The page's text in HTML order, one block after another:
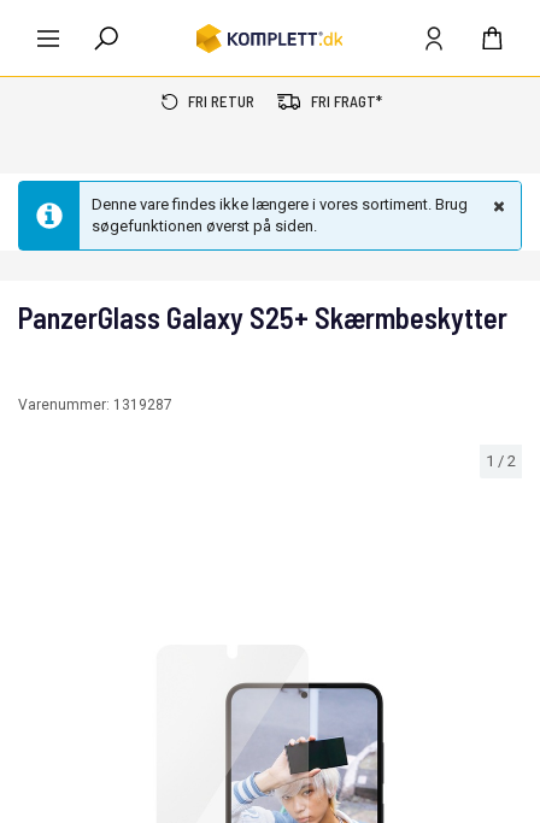
FRI RETUR FRI FRAGT*
Denne vare findes ikke længere i vores sortiment. Brug
søgefunktionen øverst på siden.
1 / 2
PanzerGlass Galaxy S25+ Skærmbeskytter
Varenummer: 1319287